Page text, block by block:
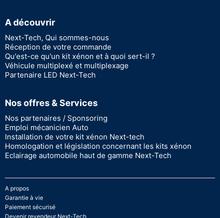
A découvrir
Next-Tech, Qui sommes-nous
Réception de votre commande
Qu'est-ce qu'un kit xénon et à quoi sert-il ?
Véhicule multiplexé et multiplexage
Partenaire LED Next-Tech
Nos offres & Services
Nos partenaires / Sponsoring
Emploi mécanicien Auto
Installation de votre kit xénon Next-tech
Homologation et législation concernant les kits xénon
Eclairage automobile haut de gamme Next-Tech
A propos
Garantie à vie
Paiement sécurisé
Devenir revendeur Next-Tech